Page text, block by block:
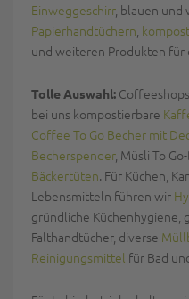
Einweggeschirr, blauen und
Papierhandtüchern,
und weiteren Produkten für
Tolle Auswahl:
bei uns kompostierbare
Coffee To Go Becher mit
Becherspender, Müsli To
Bäckertüten. Für Küchen,
Lebensmitteln führen wir
gründliche Küchenhygiene,
Falthandtücher, diverse
Reinigungsmittel für Bad